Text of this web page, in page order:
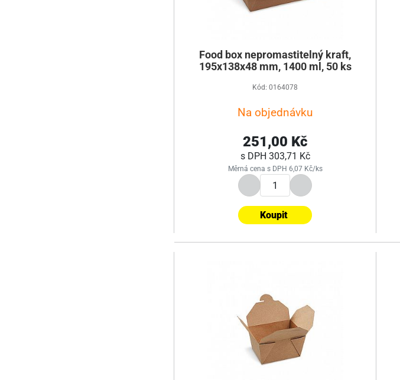
Food box nepromastitelný kraft,
195x138x48 mm, 1400 ml, 50 ks
Kód: 0164078
Na objednávku
251,00 Kč
s DPH 303,71 Kč
Měrná cena s DPH 6,07 Kč/ks
Koupit